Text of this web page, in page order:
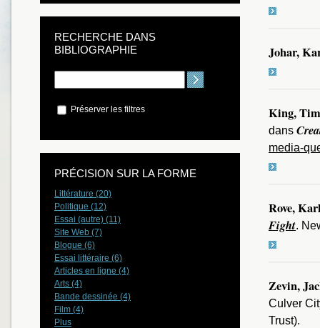
Johar,
King, Tim
dans
media-
Rove,
Fight.
Zevin,
Culver
Trust).
RECHERCHE DANS
BIBLIOGRAPHIE
Préserver les filtres
PRÉCISION SUR LA FORME
Littérature (20)
Politique (12)
Essai (autre) (11)
Site Web (7)
Blogue (6)
Essai littéraire (6)
Articles en ligne (4)
Arts (4)
Bande dessinée (4)
Film (4)
Plus